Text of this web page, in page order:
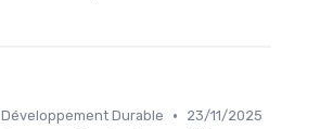
Développement Durable •
23/11/2025